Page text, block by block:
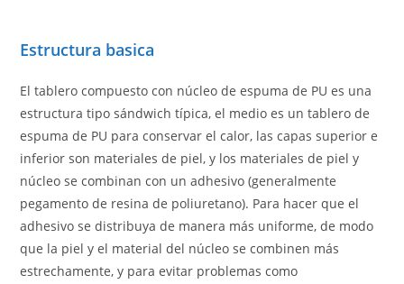
Estructura basica
El tablero compuesto con núcleo de espuma de PU es una
estructura tipo sándwich típica, el medio es un tablero de
espuma de PU para conservar el calor, las capas superior e
inferior son materiales de piel, y los materiales de piel y
núcleo se combinan con un adhesivo (generalmente
pegamento de resina de poliuretano). Para hacer que el
adhesivo se distribuya de manera más uniforme, de modo
que la piel y el material del núcleo se combinen más
estrechamente, y para evitar problemas como